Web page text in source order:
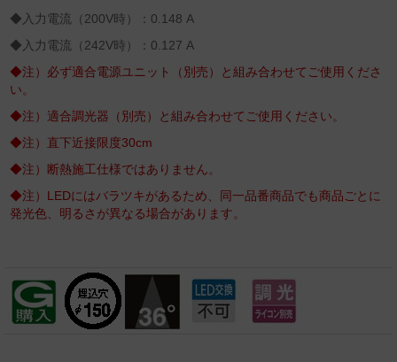
◆入力電流（200V時）：0.148 A
◆入力電流（242V時）：0.127 A
◆注）必ず適合電源ユニット（別売）と組み合わせてご使用くださ
い。
◆注）適合調光器（別売）と組み合わせてご使用ください。
◆注）直下近接限度30cm
◆注）断熱施工仕様ではありません。
◆注）LEDにはバラツキがあるため、同一品番商品でも商品ごとに
発光色、明るさが異なる場合があります。